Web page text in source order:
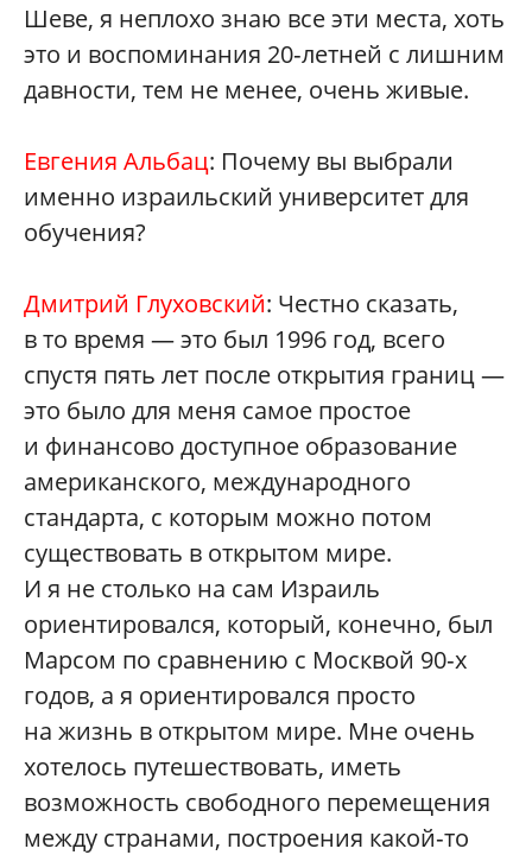
Шеве, я неплохо знаю все эти места, хоть
это и воспоминания 20‑летней с лишним
давности, тем не менее, очень живые.
Евгения Альбац: Почему вы выбрали
именно израильский университет для
обучения?
Дмитрий Глуховский: Честно сказать,
в то время — это был 1996 год, всего
спустя пять лет после открытия границ —
это было для меня самое простое
и финансово доступное образование
американского, международного
стандарта, с которым можно потом
существовать в открытом мире.
И я не столько на сам Израиль
ориентировался, который, конечно, был
Марсом по сравнению с Москвой 90‑х
годов, а я ориентировался просто
на жизнь в открытом мире. Мне очень
хотелось путешествовать, иметь
возможность свободного перемещения
между странами, построения какой‑то